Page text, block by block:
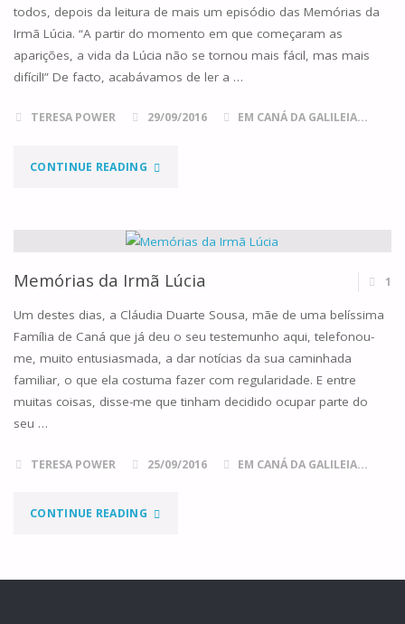
todos, depois da leitura de mais um episódio das Memórias da
Irmã Lúcia. “A partir do momento em que começaram as
aparições, a vida da Lúcia não se tornou mais fácil, mas mais
difícil!” De facto, acabávamos de ler a …
TERESA POWER 29/09/2016 EM CANÁ DA GALILEIA...
CONTINUE READING"A
A
MONTANHA,
O
Memórias da Irmã Lúcia 1
Um destes dias, a Cláudia Duarte Sousa, mãe de uma belíssima
Família de Caná que já deu o seu testemunho aqui, telefonou-
me, muito entusiasmada, a dar notícias da sua caminhada
familiar, o que ela costuma fazer com regularidade. E entre
muitas coisas, disse-me que tinham decidido ocupar parte do
seu …
TERESA POWER 25/09/2016 EM CANÁ DA GALILEIA...
CONTINUE READING"MEMÓRIAS
IRMÃ